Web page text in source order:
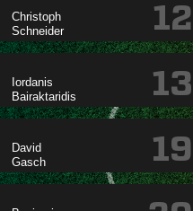


12


13


19